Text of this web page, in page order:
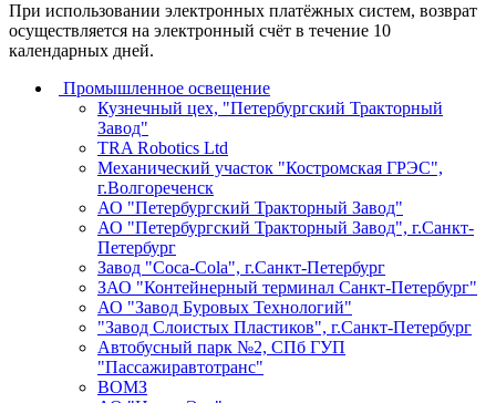
При использовании электронных платёжных систем, возврат
осуществляется на электронный счёт в течение 10
календарных дней.
Промышленное освещение
Кузнечный цех, "Петербургский Тракторный
Завод"
TRA Robotics Ltd
Механический участок "Костромская ГРЭС",
г.Волгореченск
АО "Петербургский Тракторный Завод"
АО "Петербургский Тракторный Завод", г.Санкт-
Петербург
Завод "Coca-Cola", г.Санкт-Петербург
ЗАО "Контейнерный терминал Санкт-Петербург"
АО "Завод Буровых Технологий"
"Завод Слоистых Пластиков", г.Санкт-Петербург
Автобусный парк №2, СПб ГУП
"Пассажиравтотранс"
ВОМЗ